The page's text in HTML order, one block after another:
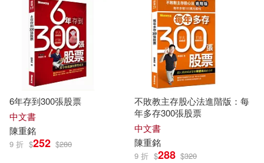
6年存到300張股票
中文書
陳重銘
9 折 $252 $280
不敗教主存股心法進階版：每
年多存300張股票
中文書
陳重銘
9 折 $288 $320